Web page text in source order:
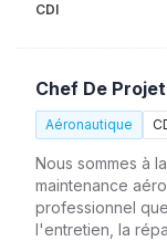
CDI
Aéronautique
Nous sommes à
maintenance
professionnel
l'entretien, la